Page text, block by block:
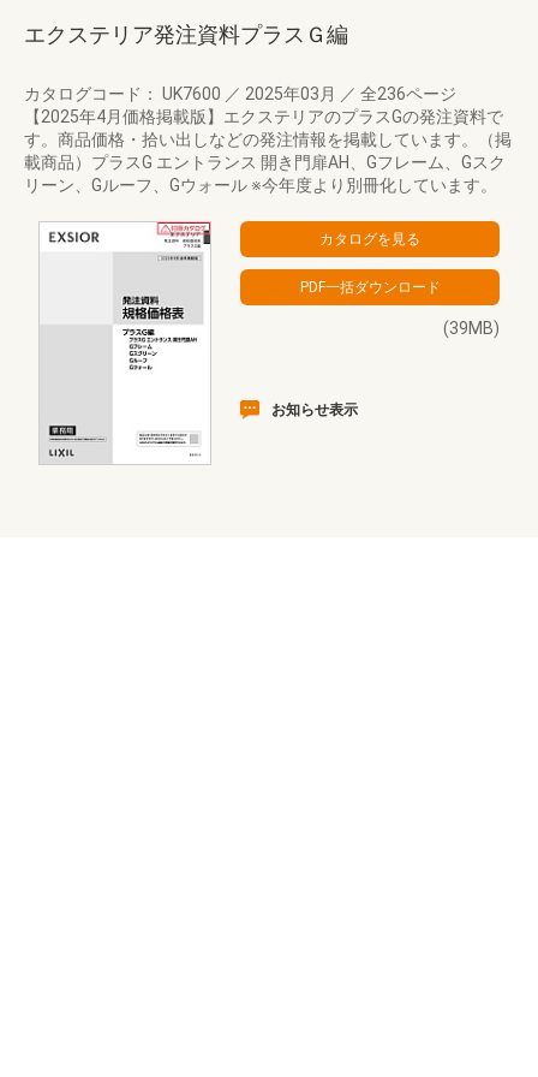
エクステリア発注資料プラスＧ編
カタログコード： UK7600 ／ 2025年03月 ／ 全236ページ
【2025年4月価格掲載版】エクステリアのプラスGの発注資料で
す。商品価格・拾い出しなどの発注情報を掲載しています。（掲
載商品）プラスG エントランス 開き門扉AH、Gフレーム、Gスク
リーン、Gルーフ、Gウォール ※今年度より別冊化しています。
(39MB)
お知らせ表示